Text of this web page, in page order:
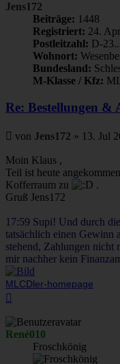
Jens172
Beiträge: 1448
Registriert: 24.
Postleitzahl: D-
Wohnort:
Bundesland:
M-Klasse / Kfz:
Re: Bestellungen &
Beitrag
von Jens172 » 13. Jul
Moin Klaus ,
Teil ist heute
Kofferraum zu
.
Gruß Jens172
17:59 Supi! Und durch
tatsächlich einen Gewinn
stehend, Zahlungen nicht
mir nachher kein
MLCDler-homepage
René010
Froschkönig